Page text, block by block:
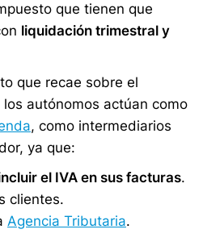
que tienen que
liquidación trimestral y
que recae sobre el
autónomos actúan como
, como intermediarios
ya que:
el IVA en sus facturas.
clientes.
Agencia Tributaria.